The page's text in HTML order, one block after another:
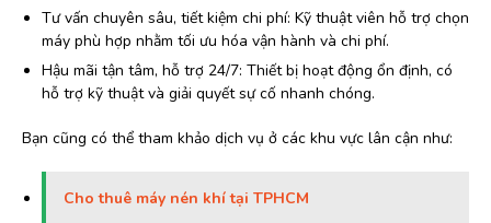
Tư vấn chuyên sâu, tiết kiệm chi phí: Kỹ thuật viên hỗ trợ chọn
máy phù hợp nhằm tối ưu hóa vận hành và chi phí.
Hậu mãi tận tâm, hỗ trợ 24/7: Thiết bị hoạt động ổn định, có
hỗ trợ kỹ thuật và giải quyết sự cố nhanh chóng.
Bạn cũng có thể tham khảo dịch vụ ở các khu vực lân cận như:
Cho thuê máy nén khí tại TPHCM